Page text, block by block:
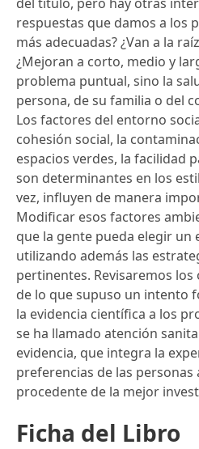
respuestas que damos a los
más adecuadas? ¿Van a la
¿Mejoran a corto, medio y
problema puntual, sino la
persona, de su familia o del
Los factores del entorno
cohesión social, la
espacios verdes, la facilidad
son determinantes en los
vez, influyen de manera
Modificar esos factores
que la gente pueda elegir un
utilizando además las
pertinentes. Revisaremos
de lo que supuso un intento
la evidencia científica a los
se ha llamado atención
evidencia, que integra la
preferencias de las personas
procedente de la mejor
Ficha del Libro